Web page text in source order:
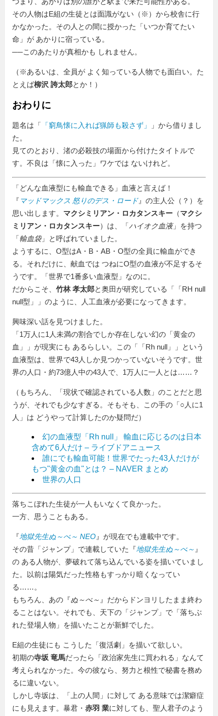
その人物はE組の生徒とは面識がない（※）から校舎に行
かなかった。その人との間に授かった
いつか育てたい
命
が あかりに宿っている。
──このあたりが真相かも しれません。
（※あるいは、全員が よく知っている人物でも面白い。た
とえば柳沢 誇太郎とか！）
おわりに
題名は「 窮鳥懐に入れば猟師も殺さず
」から借りまし
た。
見てのとおり、渚の必殺技の場面から付けたタイトルで
す。不良は「懐に入った」ワケでは ないけれど。
どんな血液型にも輸血できる
血液と言えば！
『 マッドマックス 怒りのデス・ロード』の主人公（？）を
思い出します。 マクシミリアン・ロカタンスキー （マクシ
ミリアン・ロカタンスキー）は、「ハイオク血液」を持つ
「輸血袋」と呼ばれていました。
ようするに、O型はA・B・AB・O型の全員に輸血ができ
る。それだけに、献血では つねにO型の血液が不足するそ
うです。
世界で1番多い血液型
なのに。
だからこそ、 竹林 孝太郎と奥田が研究している「
RH null
null型
」のように、人工血液が必要になってきます。
興味深い話を見つけました。
1万人に1人未満の割合でしか存在しない幻の「黄金の
血」
が現実にも あるらしい。この「 Rh null
」という
血液型は、世界で43人しか見つかっていないそうです。世
界の人口・約73億人中の43人で、1万人に一人とは……？
（もちろん、「現状で確認されている人数」のことだと思
うが、それでも少なすぎる。そもそも、この手の「○人に1
人」は どうやって計算したのか疑問だ）
幻の血液型「Rh null」 輸血に応じるのは日本
含めて6人だけ – ライブドアニュース
誰にでも輸血可能！世界でたった43人だけが
もつ"黄金の血"とは？ – NAVER まとめ
世界の人口
落ちこぼれた生徒が一人もいなくて良かった。
一方、思うこともある。
『地獄先生ぬ～べ～ NEO 』が現在でも連載中です。
その昔「ジャンプ」で連載していた『地獄先生ぬ～べ～ 』
の ある人物が、夢破れて落ち込んでいる姿を描いていまし
た。以前は陽気だった性格もすっかり暗くなってい
る……。
もちろん、あの『ぬ～べ～ 』だからドンヨリしたまま終わ
ることはない。それでも、天下の「ジャンプ」で「落ちぶ
れた登場人物」を描いたことが新鮮でした。
E組の生徒にも こうした「復活劇」を描いて欲しい。
初期の寺坂 竜馬だったら 政治家先生に買われる
なんて
考えられなかった。今の彼なら、努力と根性で秘書を務め
るに違いない。
しかし寺坂は、「上の人間」に対して ある意味では潔癖症
にも見えます。暴君・ 赤羽 業に対しても、聖人君子のよう